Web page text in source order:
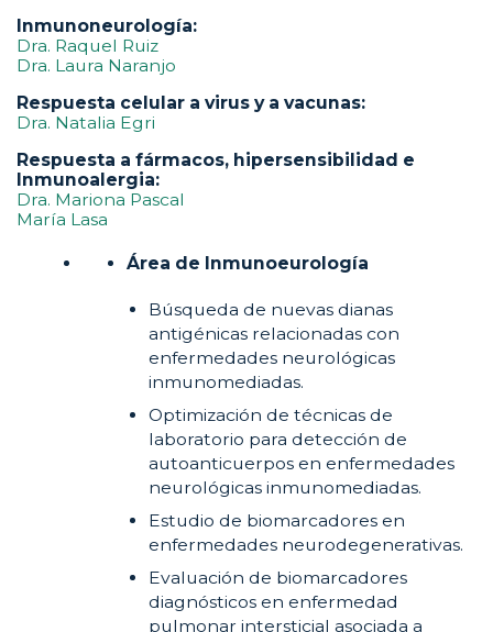
Inmunoneurología:
Dra. Raquel Ruiz
Dra. Laura Naranjo
Respuesta celular a virus y a vacunas:
Dra. Natalia Egri
Respuesta a fármacos, hipersensibilidad e
Inmunoalergia:
Dra. Mariona Pascal
María Lasa
Área de Inmunoeurología
Búsqueda de nuevas dianas
antigénicas relacionadas con
enfermedades neurológicas
inmunomediadas.
Optimización de técnicas de
laboratorio para detección de
autoanticuerpos en enfermedades
neurológicas inmunomediadas.
Estudio de biomarcadores en
enfermedades neurodegenerativas.
Evaluación de biomarcadores
diagnósticos en enfermedad
pulmonar intersticial asociada a